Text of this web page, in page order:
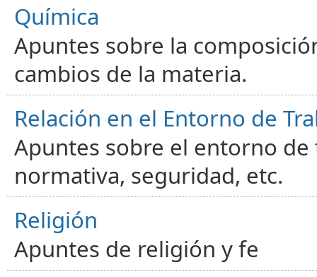
Química
Apuntes sobre la
cambios de la materia.
Relación en el Entorno de
Apuntes sobre el entorno
normativa, seguridad, etc.
Religión
Apuntes de religión y fe